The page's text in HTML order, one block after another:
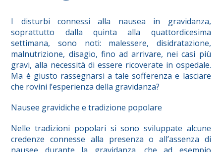
I disturbi connessi alla nausea in gravidanza,
soprattutto dalla quinta alla quattordicesima
settimana, sono noti: malessere, disidratazione,
malnutrizione, disagio, fino ad arrivare, nei casi più
gravi, alla necessità di essere ricoverate in ospedale.
Ma è giusto rassegnarsi a tale sofferenza e lasciare
che rovini l’esperienza della gravidanza?
Nausee gravidiche e tradizione popolare
Nelle tradizioni popolari si sono sviluppate alcune
credenze connesse alla presenza o all’assenza di